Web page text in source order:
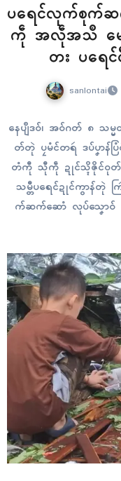
ပရေၚ်လုက်စုက်
ကဵု အလဵုအသဳ မေ
တး ပရေ
sanlontai
နေပျဳဒဝ်၊ အဝ်ဂတ် ၈
တ်တုဲ ပၠမံၚ်တရဴ ဒပ်ပၞာန်
တံကီု သီုကဵု ဍုၚ်သ္ၚိဇိုၚ်ဝုတ်
သမ္တီပရေၚ်ဍုၚ်ကွာန်
က်ဆက်ဆောံ လုပ်သၞောဝ်